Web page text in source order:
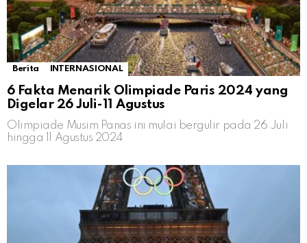
Berita INTERNASIONAL
6 Fakta Menarik Olimpiade Paris 2024 yang
Digelar 26 Juli-11 Agustus
Olimpiade Musim Panas ini mulai bergulir pada 26 Juli
hingga 11 Agustus 2024